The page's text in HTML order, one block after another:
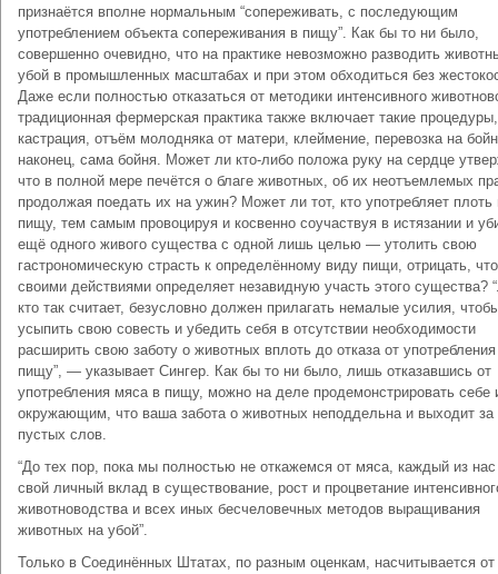
признаётся вполне нормальным “сопереживать, с последующим
употреблением объекта сопереживания в пищу”. Как бы то ни было,
совершенно очевидно, что на практике невозможно разводить
убой в промышленных масштабах и при этом обходиться без
Даже если полностью отказаться от методики интенсивного
традиционная фермерская практика также включает такие
кастрация, отъём молодняка от матери, клеймение, перевозка на
наконец, сама бойня. Может ли кто-либо положа руку на сердце
что в полной мере печётся о благе животных, об их неотъемлемых
продолжая поедать их на ужин? Может ли тот, кто употребляет плоть
пищу, тем самым провоцируя и косвенно соучаствуя в истязании и
ещё одного живого существа с одной лишь целью — утолить свою
гастрономическую страсть к определённому виду пищи, отрицать,
своими действиями определяет незавидную участь этого существа?
кто так считает, безусловно должен прилагать немалые усилия,
усыпить свою совесть и убедить себя в отсутствии необходимости
расширить свою заботу о животных вплоть до отказа от
пищу”, — указывает Сингер. Как бы то ни было, лишь отказавшись от
употребления мяса в пищу, можно на деле продемонстрировать себе
окружающим, что ваша забота о животных неподдельна и выходит за
пустых слов.
“До тех пор, пока мы полностью не откажемся от мяса, каждый из нас
свой личный вклад в существование, рост и процветание
животноводства и всех иных бесчеловечных методов выращивания
животных на убой”.
Только в Соединённых Штатах, по разным оценкам, насчитывается